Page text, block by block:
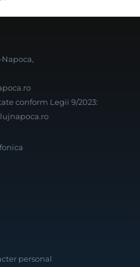
conform Legii 9/2023:
personal